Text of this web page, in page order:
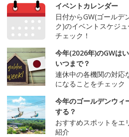
イベントカレンダー
日付からGW(ゴールデ
ク)のイベントスケジ
チェック！
今年(2026年)のGWは
いつまで？
連休中の各機関の対応
になることをチェック
今年のゴールデンウィ
する？
おすすめスポットをエ
紹介